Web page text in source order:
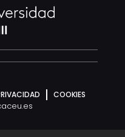
COOKIES